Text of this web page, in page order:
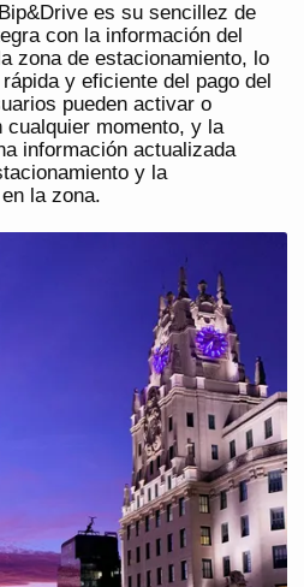
es su sencillez de
con la información del
zona de estacionamiento, lo
y eficiente del pago del
pueden activar o
momento, y la
información actualizada
y la
la zona.